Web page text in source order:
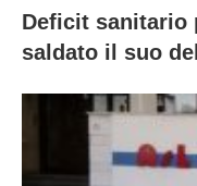
Deficit sanitario
saldato il suo